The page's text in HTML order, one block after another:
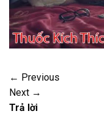
← Previous
Next →
Trả lời